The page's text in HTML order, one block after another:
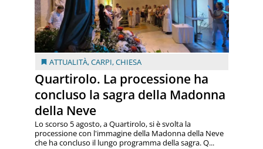
ATTUALITÀ,CARPI,CHIESA
Quartirolo. La processione ha
concluso la sagra della Madonna
della Neve
Lo scorso 5 agosto, a Quartirolo, si è svolta la
processione con l'immagine della Madonna della Neve
che ha concluso il lungo programma della sagra. Q...